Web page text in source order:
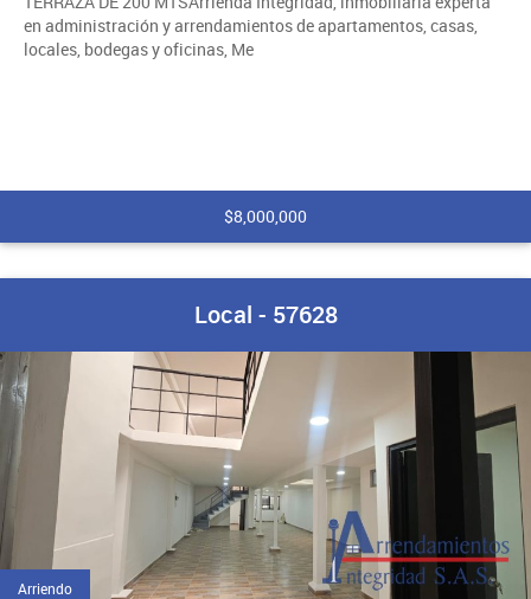
en administración y arrendamientos de apartamentos, casas,
locales, bodegas y oficinas, Me
$8,000,000
Local - 57628
Arriendo